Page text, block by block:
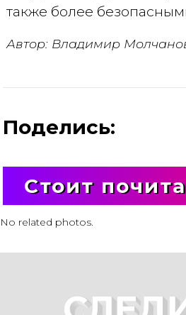
также более
Автор: Владимир
Поделись:
Стоит
No related photos.